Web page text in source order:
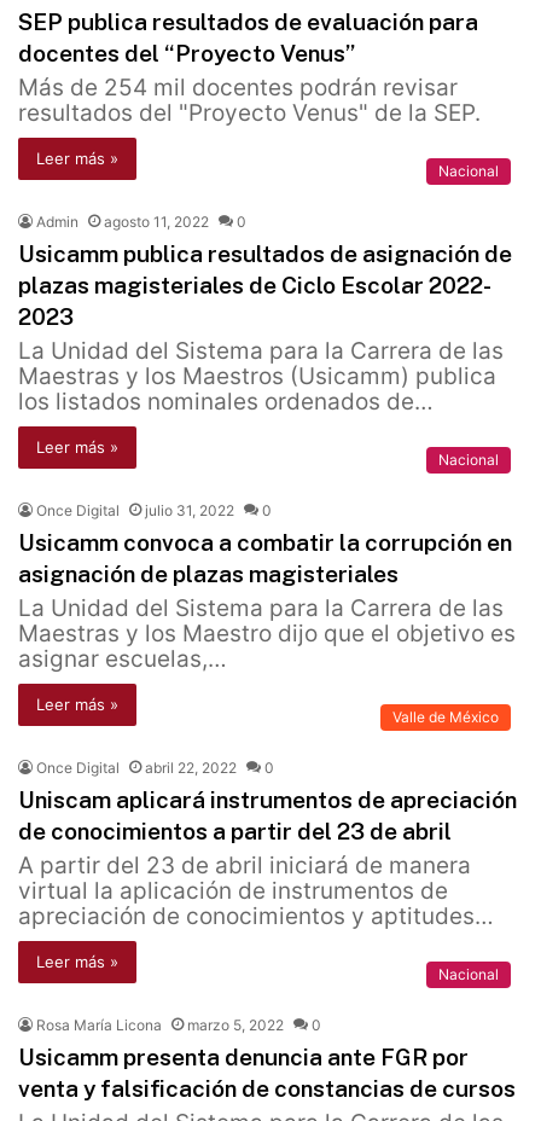
SEP publica resultados de evaluación para
docentes del “Proyecto Venus’’
Más de 254 mil docentes podrán revisar
resultados del "Proyecto Venus" de la SEP.
Leer más »
Nacional
Admin agosto 11, 2022 0
Usicamm publica resultados de asignación de
plazas magisteriales de Ciclo Escolar 2022-
2023
La Unidad del Sistema para la Carrera de las
Maestras y los Maestros (Usicamm) publica
los listados nominales ordenados de…
Leer más »
Nacional
Once Digital julio 31, 2022 0
Usicamm convoca a combatir la corrupción en
asignación de plazas magisteriales
La Unidad del Sistema para la Carrera de las
Maestras y los Maestro dijo que el objetivo es
asignar escuelas,…
Leer más »
Valle de México
Once Digital abril 22, 2022 0
Uniscam aplicará instrumentos de apreciación
de conocimientos a partir del 23 de abril
A partir del 23 de abril iniciará de manera
virtual la aplicación de instrumentos de
apreciación de conocimientos y aptitudes…
Leer más »
Nacional
Rosa María Licona marzo 5, 2022 0
Usicamm presenta denuncia ante FGR por
venta y falsificación de constancias de cursos